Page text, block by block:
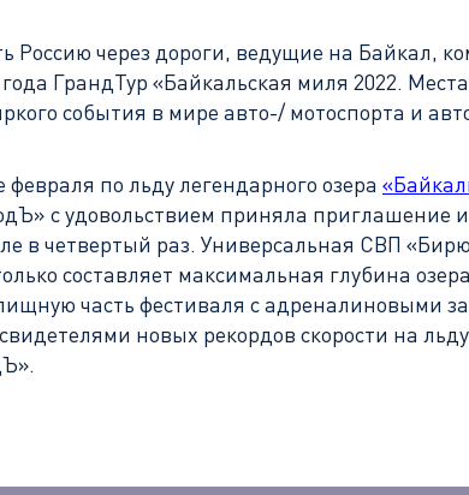
Россию через дороги, ведущие на Байкал,
ГрандТур «Байкальская миля 2022.
события в мире авто-/ мотоспорта и
по льду легендарного озера
с удовольствием приняла приглашение
в четвертый раз. Универсальная СВП
составляет максимальная глубина
часть фестиваля с адреналиновыми
новых рекордов скорости на